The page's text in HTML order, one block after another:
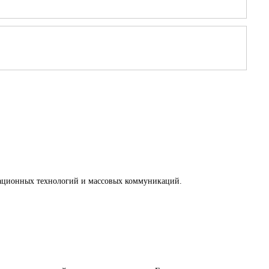
технологий и массовых коммуникаций.